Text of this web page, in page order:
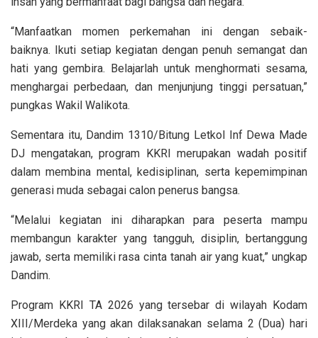
“Manfaatkan momen perkemahan ini dengan sebaik-
baiknya. Ikuti setiap kegiatan dengan penuh semangat dan
hati yang gembira. Belajarlah untuk menghormati sesama,
menghargai perbedaan, dan menjunjung tinggi persatuan,”
pungkas Wakil Walikota.
Sementara itu, Dandim 1310/Bitung Letkol Inf Dewa Made
DJ mengatakan, program KKRI merupakan wadah positif
dalam membina mental, kedisiplinan, serta kepemimpinan
generasi muda sebagai calon penerus bangsa.
“Melalui kegiatan ini diharapkan para peserta mampu
membangun karakter yang tangguh, disiplin, bertanggung
jawab, serta memiliki rasa cinta tanah air yang kuat,” ungkap
Dandim.
Program KKRI TA 2026 yang tersebar di wilayah Kodam
XIII/Merdeka yang akan dilaksanakan selama 2 (Dua) hari